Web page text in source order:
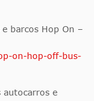
barcos Hop On –
on-hop-off-bus-
autocarros e